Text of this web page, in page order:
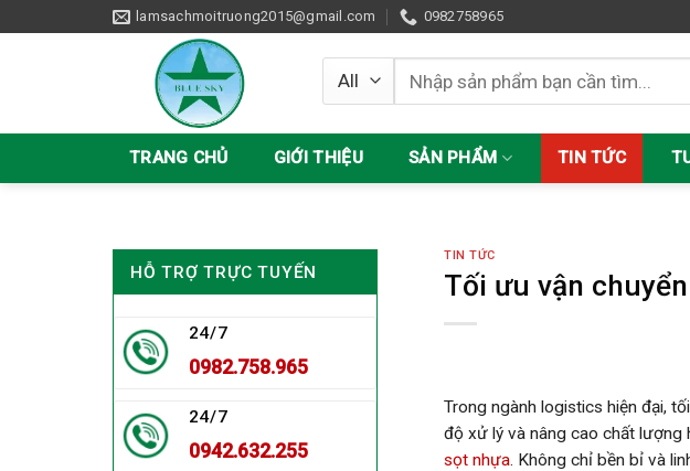
to
lamsachmoitruong2015@gmail.com 0982758965
Tìm
kiếm:
TRANG CHỦ GIỚI THIỆU SẢN PHẨM TIN TỨC
HỖ TRỢ TRỰC TUYẾN
24/7
0982.758.965
24/7
0942.632.255
TIN TỨC
Tối ưu vận
Trong ngành logistics hiện đại,
độ xử lý và nâng cao chất lượng
sọt nhựa. Không chỉ bền bỉ và